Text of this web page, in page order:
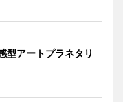
型アートプラネタリ